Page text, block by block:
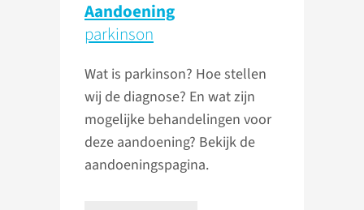
Aandoening
parkinson
Wat is parkinson? Hoe stellen
wij de diagnose? En wat zijn
mogelijke behandelingen voor
deze aandoening? Bekijk de
aandoeningspagina.